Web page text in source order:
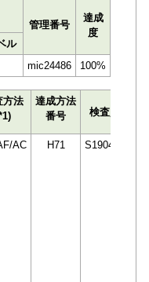
管理番号
達成
度
ル
mic24486 100%
方法
達成方法
番号
検査員
AC H71 S190498